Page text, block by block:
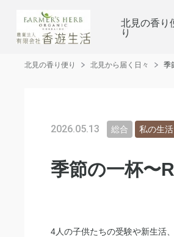
北見の香り
り
北見の香り便り 北見から届く日々 季
2026.05.13 総合 私の生
季節の一杯〜
4人の子供たちの受験や新生活